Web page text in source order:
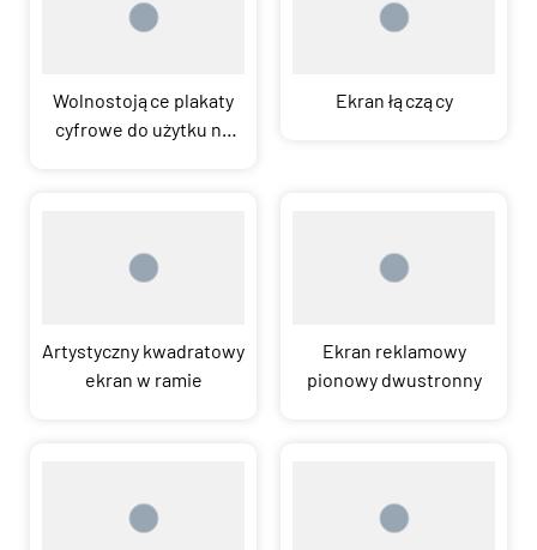
Wolnostojące plakaty
cyfrowe do użytku na
Ekran łączący
Artystyczny kwadratowy
ekran w ramie
Ekran reklamowy
pionowy dwustronny